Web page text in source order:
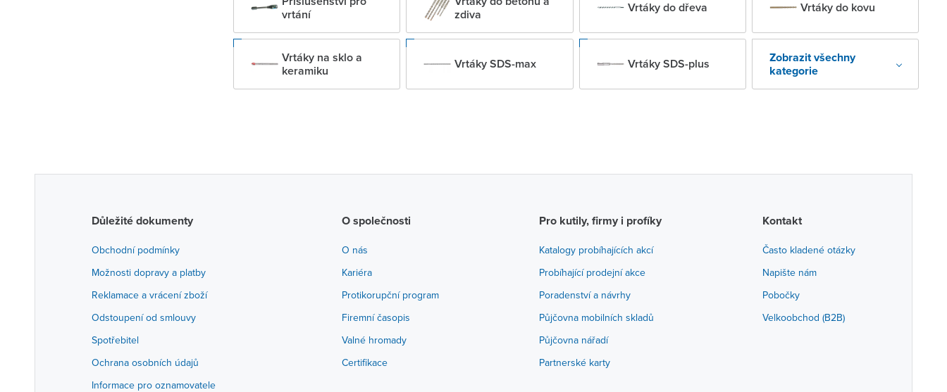
vrtání
zdiva
Vrtáky do dřeva Vrtáky do kovu
Vrtáky na sklo a
keramiku
Vrtáky SDS-max Vrtáky SDS-plus
Zobrazit všechny
kategorie
Důležité dokumenty
Obchodní podmínky
Možnosti dopravy a platby
Reklamace a vrácení zboží
Odstoupení od smlouvy
Spotřebitel
Ochrana osobních údajů
Informace pro oznamovatele
O společnosti
O nás
Kariéra
Protikorupční program
Firemní časopis
Valné hromady
Certifikace
Pro kutily, firmy i profíky
Katalogy probíhajících akcí
Probíhající prodejní akce
Poradenství a návrhy
Půjčovna mobilních skladů
Půjčovna nářadí
Partnerské karty
Kontakt
Často kladené otázky
Napište nám
Pobočky
Velkoobchod (B2B)